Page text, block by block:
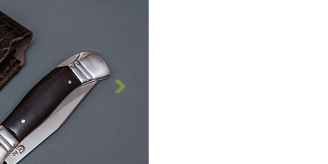
28
2.9
28.6
143.4
60 - 63 HRC